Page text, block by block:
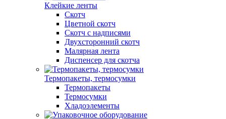
Клейкие ленты
Скотч
Цветной скотч
Скотч с надписями
Двухсторонний скотч
Малярная лента
Диспенсер для скотча
Термопакеты, термосумки
Термопакеты
Термосумки
Хладоэлементы